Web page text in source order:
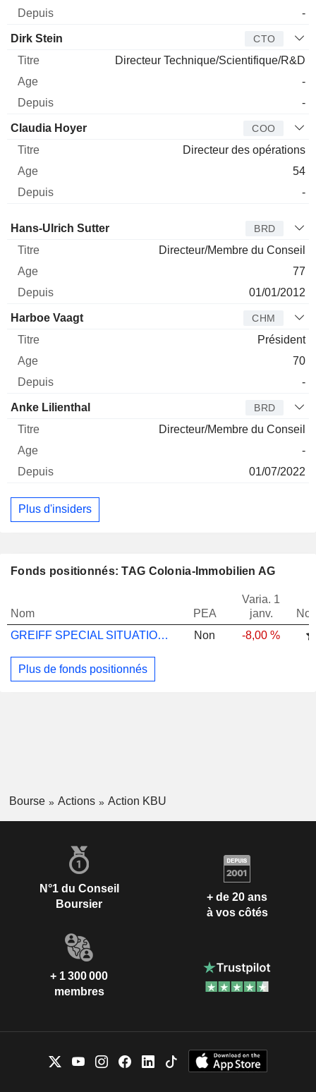
-
Dirk Stein CTO
Directeur Technique/Scientifique/R&D
-
-
Claudia Hoyer COO
Directeur des opérations
54
-
Administrateur Titre
Hans-Ulrich Sutter BRD
Directeur/Membre du Conseil
77
01/01/2012
Harboe Vaagt CHM
Président
70
-
Anke Lilienthal BRD
Directeur/Membre du Conseil
-
01/07/2022
Plus d'insiders
Fonds positionnés: TAG Colonia-Immobilien AG
Nom PEA
Varia. 1
janv.
GREIFF SPECIAL SITUATIONS FUND -I-
Non -8,00 %
Plus de fonds positionnés
Bourse Actions Action KBU
N°1 du Conseil
Boursier
+ de 20 ans
à vos côtés
+ 1 300 000
membres